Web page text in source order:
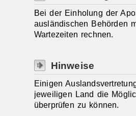
Bei der Einholung der
ausländischen Behörden
Wartezeiten rechnen.
Hinweise
Einigen
jeweiligen Land die
überprüfen zu können.